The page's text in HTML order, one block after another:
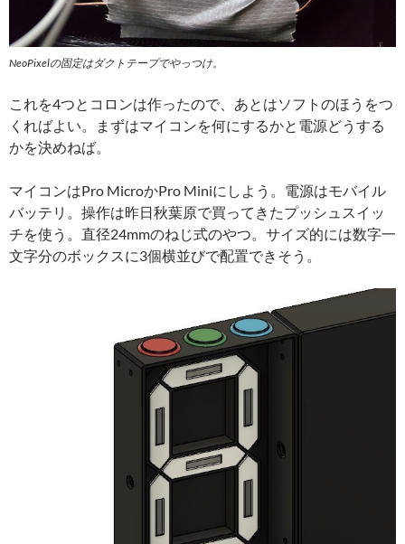
NeoPixelの固定はダクトテープでやっつけ。
これを4つとコロンは作ったので、あとはソフトのほうをつ
くればよい。まずはマイコンを何にするかと電源どうする
かを決めねば。
マイコンはPro MicroかPro Miniにしよう。電源はモバイル
バッテリ。操作は昨日秋葉原で買ってきたプッシュスイッ
チを使う。直径24mmのねじ式のやつ。サイズ的には数字一
文字分のボックスに3個横並びで配置できそう。